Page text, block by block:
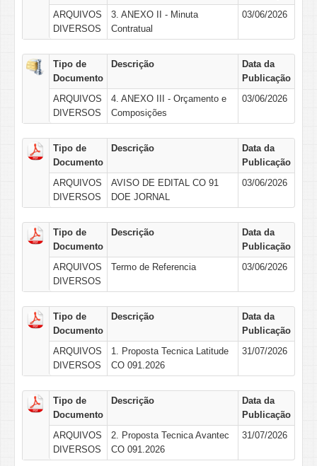
ARQUIVOS
DIVERSOS
3. ANEXO II - Minuta
Contratual
03/06/2026
Tipo de
Documento
Descrição
Data da
Publicação
ARQUIVOS
DIVERSOS
4. ANEXO III - Orçamento e
Composições
03/06/2026
Tipo de
Documento
Descrição
Data da
Publicação
ARQUIVOS
DIVERSOS
AVISO DE EDITAL CO 91
DOE JORNAL
03/06/2026
Tipo de
Documento
Descrição
Data da
Publicação
ARQUIVOS
DIVERSOS
Termo de Referencia 03/06/2026
Tipo de
Documento
Descrição
Data da
Publicação
ARQUIVOS
DIVERSOS
1. Proposta Tecnica Latitude
CO 091.2026
31/07/2026
Tipo de
Documento
Descrição
Data da
Publicação
ARQUIVOS
DIVERSOS
2. Proposta Tecnica Avantec
CO 091.2026
31/07/2026